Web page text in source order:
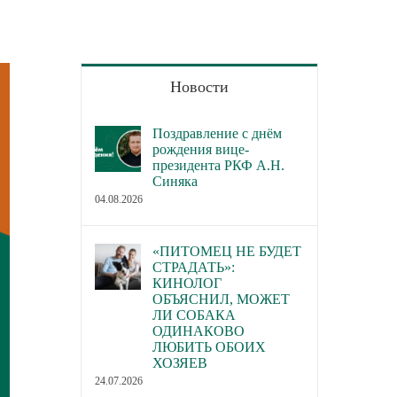
Новости
Поздравление с днём
рождения вице-
президента РКФ А.Н.
Синяка
04.08.2026
«ПИТОМЕЦ НЕ БУДЕТ
СТРАДАТЬ»:
КИНОЛОГ
ОБЪЯСНИЛ, МОЖЕТ
ЛИ СОБАКА
ОДИНАКОВО
ЛЮБИТЬ ОБОИХ
ХОЗЯЕВ
24.07.2026